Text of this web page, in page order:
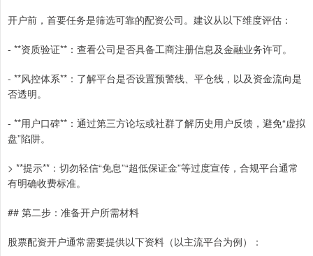
开户前，首要任务是筛选可靠的配资公司。建议从以下维度评估：
- **资质验证**：查看公司是否具备工商注册信息及金融业务许可。
- **风控体系**：了解平台是否设置预警线、平仓线，以及资金流向是
否透明。
- **用户口碑**：通过第三方论坛或社群了解历史用户反馈，避免“虚拟
盘”陷阱。
> **提示**：切勿轻信“免息”“超低保证金”等过度宣传，合规平台通常
有明确收费标准。
## 第二步：准备开户所需材料
股票配资开户通常需要提供以下资料（以主流平台为例）：